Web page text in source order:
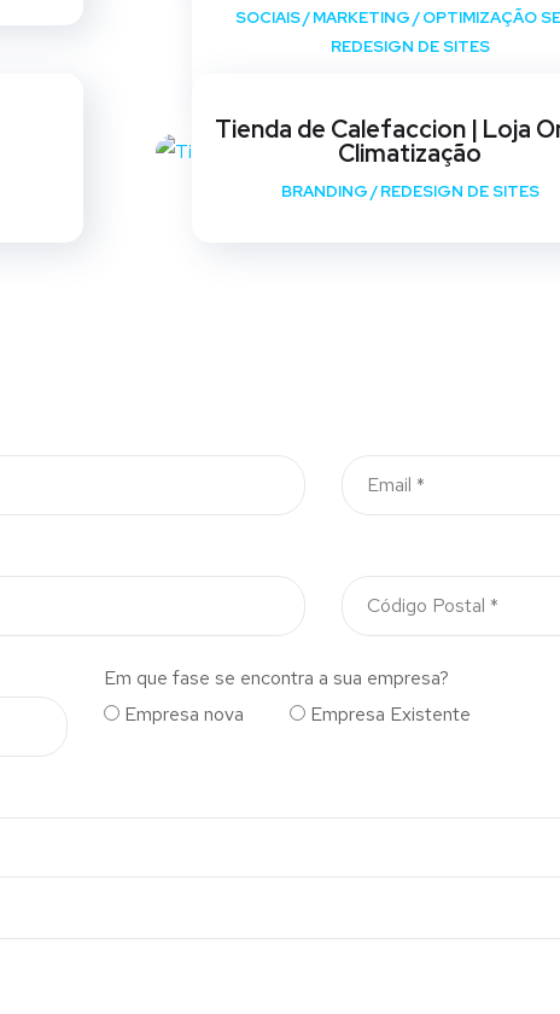
SOCIAIS/MARKETING/OPTIMIZAÇÃO
REDESIGN DE SITES
Tienda de Calefaccion | Loja
Climatização
BRANDING/REDESIGN DE SITES
Em que fase se encontra a sua empresa?
Empresa nova
Empresa Existente